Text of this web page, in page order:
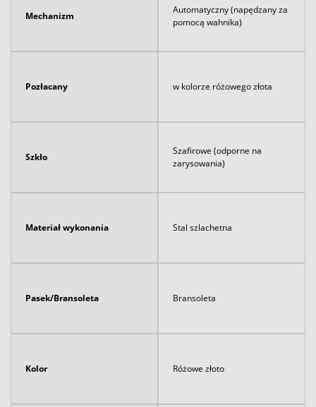
Mechanizm
Automatyczny (napędzany za
pomocą wahnika)
Pozłacany w kolorze różowego złota
Szkło
Szafirowe (odporne na
zarysowania)
Materiał wykonania Stal szlachetna
Pasek/Bransoleta Bransoleta
Kolor Różowe złoto